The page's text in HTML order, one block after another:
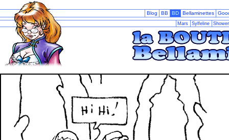
Blog BB BD Bellaminettes
Mars Sylfeline